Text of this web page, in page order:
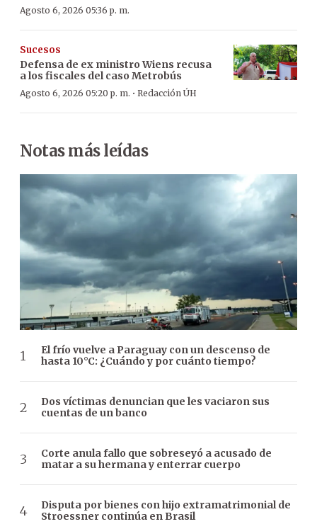
Agosto 6, 2026 05:36 p. m.
Sucesos
Defensa de ex ministro Wiens recusa
a los fiscales del caso Metrobús
Agosto 6, 2026 05:20 p. m. · Redacción ÚH
Notas más leídas
El frío vuelve a Paraguay con un descenso de
hasta 10°C: ¿Cuándo y por cuánto tiempo?
Dos víctimas denuncian que les vaciaron sus
cuentas de un banco
Corte anula fallo que sobreseyó a acusado de
matar a su hermana y enterrar cuerpo
Disputa por bienes con hijo extramatrimonial de
Stroessner continúa en Brasil